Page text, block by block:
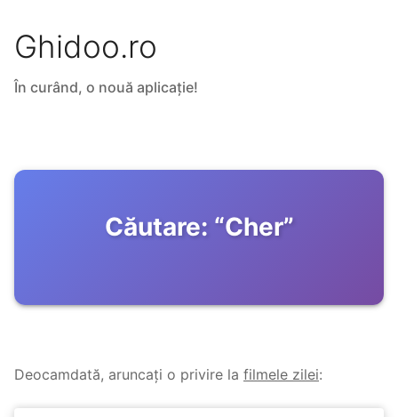
Ghidoo.ro
În curând, o nouă aplicație!
Căutare: “Cher”
Deocamdată, aruncați o privire la filmele zilei: